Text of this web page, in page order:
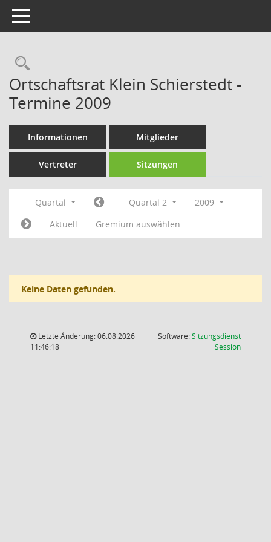
Toggle navigation
Rechercheauswahl
Ortschaftsrat Klein Schierstedt -
Termine 2009
Informationen Mitglieder
Vertreter Sitzungen
Quartal Quartal 2
2009
Aktuell
Gremium auswählen
Keine Daten gefunden.
Letzte Änderung: 06.08.2026
11:46:18
Software:Sitzungsdienst
Session(Wird in